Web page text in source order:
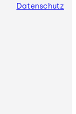
Datenschutz